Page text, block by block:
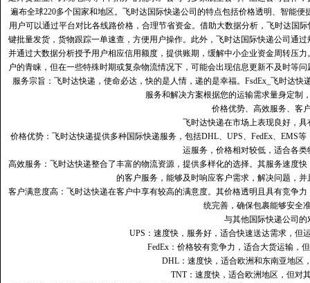
遍布全球220多个国家和地区。飞时达国际快递公司的特点包括价格透明、智能
用户可以通过平台对比各线路价格，合理节省资金。借助大数据分析，飞时达国
键批量发货，货物跟踪一单速查，方便用户操作。此外，飞时达国际快递公司通
并通过大数据分析授予用户相应信用额度，提供账期，缓解中小企业资金周转压
户的青睐，但在一些特殊时期或复杂物流情况下，可能会出现信息更新不及时等
服务宗旨：飞时达快递，使命必达，快的是人情，递的是幸福。FsdEx_飞时达
服务和解决方案根据您的运输需求量身定制
价格优势、高效服务、客
飞时达快递在市场上表现良好，
价格优势：飞时达快递提供多种国际快递服务，包括DHL、UPS、FedEx、EMS
运服务，价格相对较低，适合各
高效服务：飞时达快递整合了丰富的物流资源，提供多样化的选择。其服务速度
的客户服务，能够及时响应客户需求，解决问题，
客户满意度高‌：飞时达快递在客户中享有较高的满意度。其价格透明且具有竞争
统完善，确保包裹能够安全
与其他国际快递公司的
UPS：速度快，服务好，适合快速送达需求，但
FedEx：价格较有竞争力，适合大货运输，
DHL：速度快，适合欧洲和东南亚地区
TNT：速度快，适合欧洲地区，但对